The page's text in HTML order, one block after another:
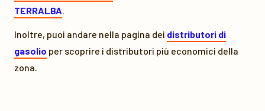
TERRALBA.
Inoltre, puoi andare nella pagina dei distributori di
gasolio per scoprire i distributori più economici della
zona.